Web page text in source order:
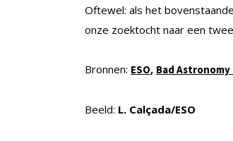
Oftewel: als het
onze zoektocht naar een
Bronnen: ESO, Bad Astronomy
Beeld: L. Calçada/ESO